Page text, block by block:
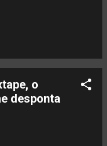
todos os
conta a história de um
na escola e se
vídeo já está
e a música também já
digitais. **14
São Valentim e em
o
desponta